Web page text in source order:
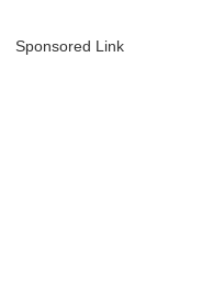
Sponsored Link